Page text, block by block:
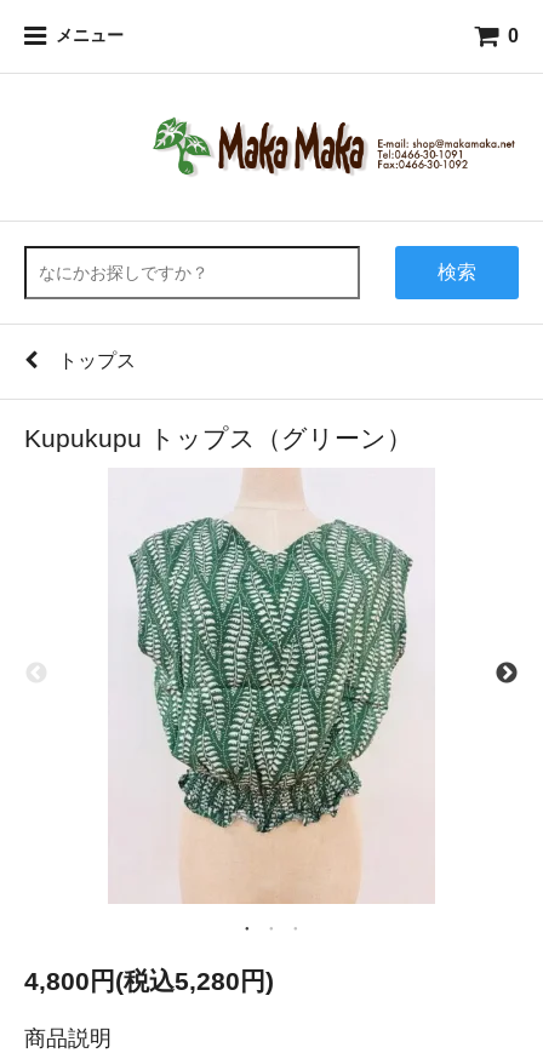
メニュー 0
検索
トップス
Kupukupu トップス（グリーン）
4,800円(税込5,280円)
商品説明